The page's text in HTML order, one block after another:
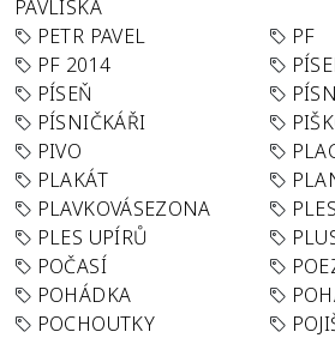
PAVLISKA
PETR PAVEL
PF
PF 2014
PÍSEŇ
PÍSNIČKÁŘI
PIVO
PLAKÁT
PLAVKOVÁSEZONA
PLES
PLES UPÍRŮ
POČASÍ
POHÁDKA
POCHOUTKY